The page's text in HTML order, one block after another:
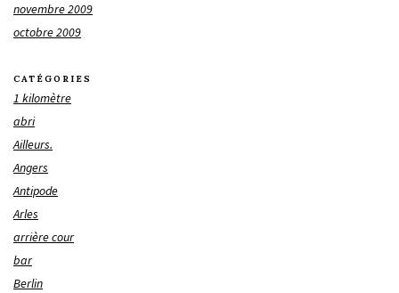
novembre 2009
octobre 2009
CATÉGORIES
1 kilomètre
abri
Ailleurs.
Angers
Antipode
Arles
arrière cour
bar
Berlin